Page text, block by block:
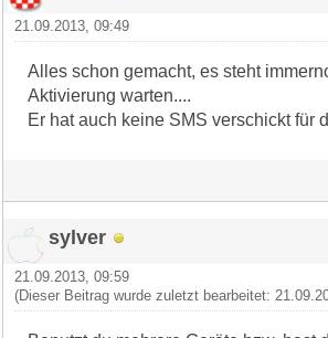
21.09.2013, 09:49
Alles schon gemacht, es steht
Aktivierung warten....
Er hat auch keine SMS verschickt für
sylver
21.09.2013, 09:59
(Dieser Beitrag wurde zuletzt bearbeitet: